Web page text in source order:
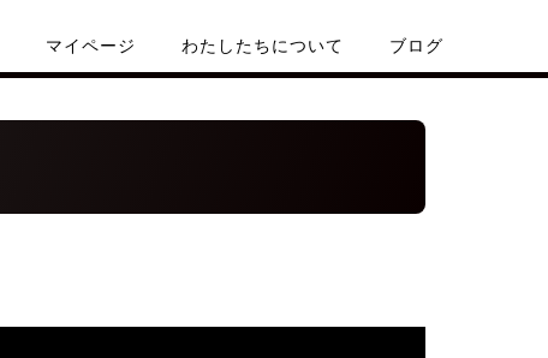
マイページ わたしたちについて ブログ